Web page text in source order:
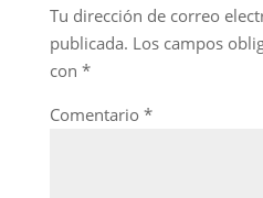
Tu dirección de correo
publicada. Los campos
con *
Comentario *